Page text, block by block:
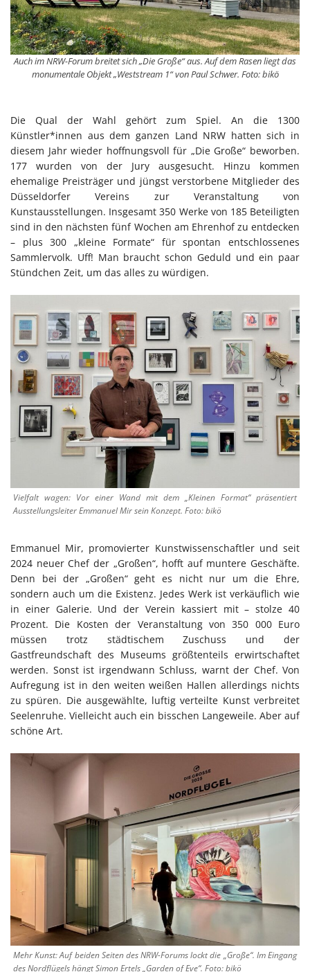
Auch im NRW-Forum breitet sich „Die Große“ aus. Auf dem Rasen liegt das
monumentale Objekt „Weststream 1“ von Paul Schwer. Foto: bikö
Die Qual der Wahl gehört zum Spiel. An die 1300
Künstler*innen aus dem ganzen Land NRW hatten sich in
diesem Jahr wieder hoffnungsvoll für „Die Große“ beworben.
177 wurden von der Jury ausgesucht. Hinzu kommen
ehemalige Preisträger und jüngst verstorbene Mitglieder des
Düsseldorfer Vereins zur Veranstaltung von
Kunstausstellungen. Insgesamt 350 Werke von 185 Beteiligten
sind in den nächsten fünf Wochen am Ehrenhof zu entdecken
– plus 300 „kleine Formate“ für spontan entschlossenes
Sammlervolk. Uff! Man braucht schon Geduld und ein paar
Stündchen Zeit, um das alles zu würdigen.
Vielfalt wagen: Vor einer Wand mit dem „Kleinen Format“ präsentiert
Ausstellungsleiter Emmanuel Mir sein Konzept. Foto: bikö
Emmanuel Mir, promovierter Kunstwissenschaftler und seit
2024 neuer Chef der „Großen“, hofft auf muntere Geschäfte.
Denn bei der „Großen“ geht es nicht nur um die Ehre,
sondern auch um die Existenz. Jedes Werk ist verkäuflich wie
in einer Galerie. Und der Verein kassiert mit – stolze 40
Prozent. Die Kosten der Veranstaltung von 350 000 Euro
müssen trotz städtischem Zuschuss und der
Gastfreundschaft des Museums größtenteils erwirtschaftet
werden. Sonst ist irgendwann Schluss, warnt der Chef. Von
Aufregung ist in den weiten weißen Hallen allerdings nichts
zu spüren. Die ausgewählte, luftig verteilte Kunst verbreitet
Seelenruhe. Vielleicht auch ein bisschen Langeweile. Aber auf
schöne Art.
Mehr Kunst: Auf beiden Seiten des NRW-Forums lockt die „Große“. Im Eingang
des Nordflügels hängt Simon Ertels „Garden of Eve“. Foto: bikö